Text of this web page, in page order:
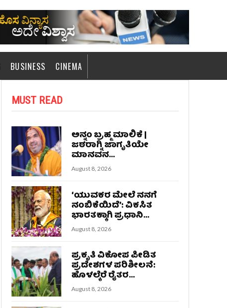
BUSINESS CINEMA
MUST READ
ಅನ್ನಂ ಬ್ರಹ್ಮ ಮಾಲಿಕೆ |
ಜಠರಾಗ್ನಿ ಜಾಗೃತಿಯೇ
ಮಾನವನ...
August 8, 2026
‘ಯುವಕರ ಮೇಲೆ ನನಗೆ
ನಂಬಿಕೆಯಿದೆ’: ವಿಕಸಿತ
ಭಾರತಕ್ಕಾಗಿ ಪ್ರಧಾನಿ...
August 8, 2026
ಪ್ರಕೃತಿ ವಿಕೋಪ ಪೀಡಿತ
ಪ್ರದೇಶಗಳ ಪರಿಶೀಲನೆ:
ಹೊಳಲ್ಕೆರೆ ರೈತರ...
August 8, 2026